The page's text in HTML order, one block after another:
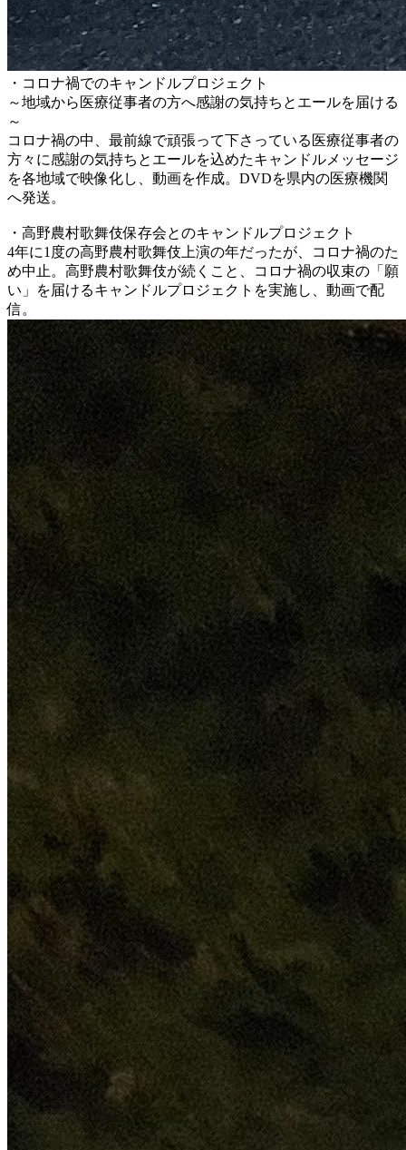
・コロナ禍でのキャンドルプロジェクト
～地域から医療従事者の方へ感謝の気持ちとエールを届ける
～
コロナ禍の中、最前線で頑張って下さっている医療従事者の
方々に感謝の気持ちとエールを込めたキャンドルメッセージ
を各地域で映像化し、動画を作成。DVDを県内の医療機関
へ発送。
・高野農村歌舞伎保存会とのキャンドルプロジェクト
4年に1度の高野農村歌舞伎上演の年だったが、コロナ禍のた
め中止。高野農村歌舞伎が続くこと、コロナ禍の収束の「願
い」を届けるキャンドルプロジェクトを実施し、動画で配
信。